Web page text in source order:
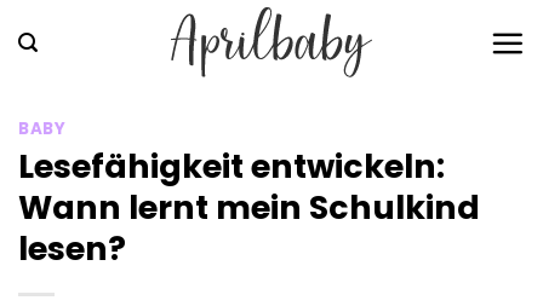
Inhalt
BABY
Lesefähigkeit entwickeln:
Wann lernt mein Schulkind
lesen?